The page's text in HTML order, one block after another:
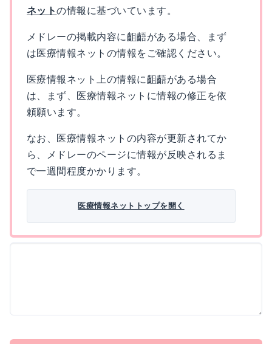
ネットの情報に基づいています。
メドレーの掲載内容に齟齬がある場合、まず
は医療情報ネットの情報をご確認ください。
医療情報ネット上の情報に齟齬がある場合
は、まず、医療情報ネットに情報の修正を依
頼願います。
なお、医療情報ネットの内容が更新されてか
ら、メドレーのページに情報が反映されるま
で一週間程度かかります。
医療情報ネットトップを開く